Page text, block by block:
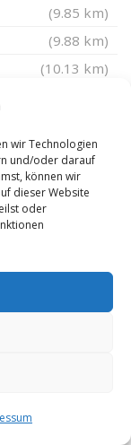
wir Technologien
und/oder darauf
können wir
dieser Website
oder
(9.85 km)
(9.88 km)
(10.13 km)
(10.37 km)
(10.81 km)
(10.97 km)